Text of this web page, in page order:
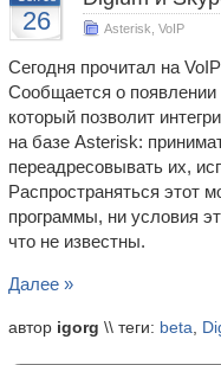
26 Asterisk VoIP
Сегодня прочитал на
Сообщается о появлении
который позволит
на базе Asterisk:
переадресовывать их,
Распространяться этот
программы, ни условия
что не известны.
Далее »
автор igorg \\ теги: beta,